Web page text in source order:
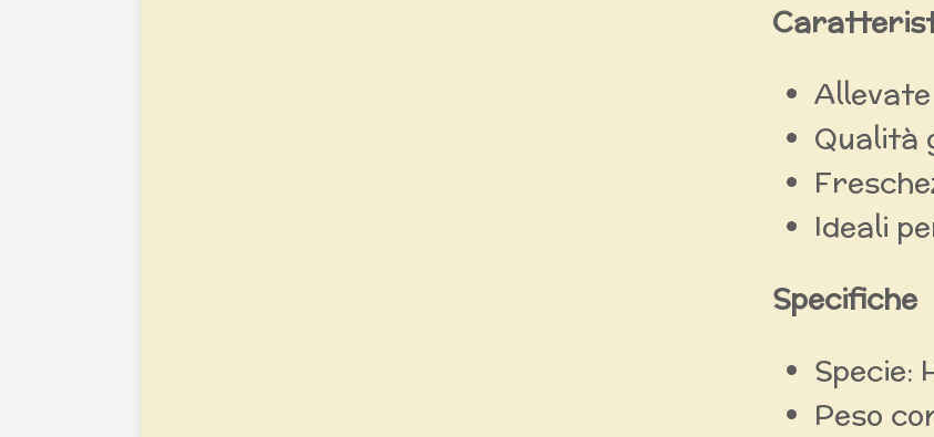
Qualità
Ideali
Specifiche
Specie:
Peso